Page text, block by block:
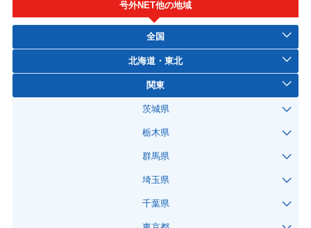
号外NET他の地域
全国
北海道・東北
関東
茨城県
栃木県
群馬県
埼玉県
千葉県